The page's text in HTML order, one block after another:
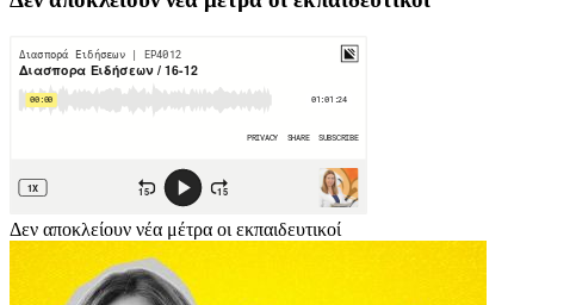
Δεν αποκλείουν νέα μέτρα οι εκπαιδευτικοί